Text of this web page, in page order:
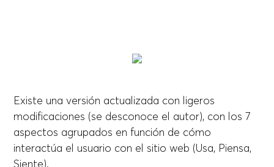
Existe una versión actualizada con ligeros
modificaciones (se desconoce el autor), con los 7
aspectos agrupados en función de cómo
interactúa el usuario con el sitio web (Usa, Piensa,
Siente).